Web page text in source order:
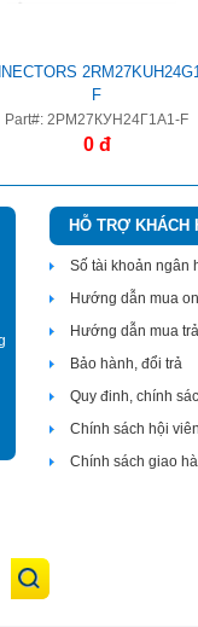
F
Part#: 2РМ27КУН24Г1А1-F
0 đ
HỖ TRỢ KHÁCH
Số tài khoản ngân
Hướng dẫn mua
Hướng dẫn mua
Bảo hành, đổi trả
Quy đinh, chính
Chính sách hội
Chính sách giao